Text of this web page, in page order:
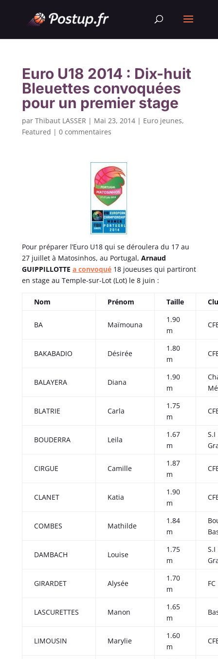
Euro U18 2014 : Dix-huit
Bleuettes convoquées
pour un premier stage
par Thibaut LASSER | Mai 23, 2014| Euro jeunes,
Featured | 0 commentaires
Pour préparer l’Euro U18 qui se déroulera du 17 au
27 juillet à Matosinhos, au Portugal, Arnaud
GUIPPILLOTTE a convoqué18 joueuses qui partiront
en stage au Temple-sur-Lot (Lot) le 8 juin :
Nom Prénom Taille
BA Maïmouna
1.90
m
BAKABADIO Désirée
1.80
m
BALAYERA Diana
1.90
m
BLATRIE Carla
1.75
m
BOUDERRA Leila
1.67
m
S.I
CIRGUE Camille
1.87
m
CLANET Katia
1.90
m
COMBES Mathilde
1.84
m
DAMBACH Louise
1.75
m
S.I
GIRARDET Alysée
1.70
m
LASCURETTES Manon
1.65
m
LIMOUSIN Marylie
1.60
m